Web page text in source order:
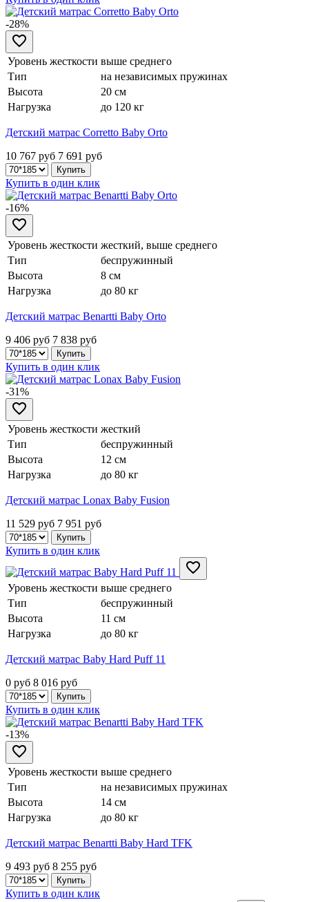
-28%
Уровень жесткости выше среднего
Тип
на независимых пружинах
Высота
20 см
Нагрузка
до 120 кг
Детский матрас Corretto Baby Orto
10 767 руб 7 691 руб
Купить в один клик
-16%
Уровень жесткости жесткий, выше среднего
Тип
беспружинный
Высота
8 см
Нагрузка
до 80 кг
Детский матрас Benartti Baby Orto
9 406 руб 7 838 руб
Купить в один клик
-31%
Уровень жесткости жесткий
Тип
беспружинный
Высота
12 см
Нагрузка
до 80 кг
Детский матрас Lonax Baby Fusion
11 529 руб 7 951 руб
Купить в один клик
Уровень жесткости выше среднего
Тип
беспружинный
Высота
11 см
Нагрузка
до 80 кг
Детский матрас Baby Hard Puff 11
0 руб 8 016 руб
Купить в один клик
-13%
Уровень жесткости выше среднего
Тип
на независимых пружинах
Высота
14 см
Нагрузка
до 80 кг
Детский матрас Benartti Baby Hard TFK
9 493 руб 8 255 руб
Купить в один клик